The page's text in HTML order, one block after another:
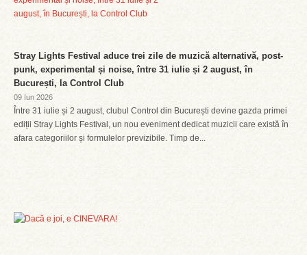
Stray Lights Festival aduce trei zile de muzică alternativă, post-
punk, experimental și noise, între 31 iulie și 2 august, în
București, la Control Club
09 Iun 2026
Între 31 iulie și 2 august, clubul Control din București devine gazda primei
ediții Stray Lights Festival, un nou eveniment dedicat muzicii care există în
afara categoriilor și formulelor previzibile. Timp de...